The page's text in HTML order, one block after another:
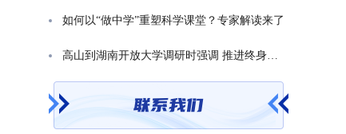
如何以“做中学”重塑科学课堂？专家解读来了
高山到湖南开放大学调研时强调 推进终身教育发展 在服务学习型社会建设中走好转型升级发展之路